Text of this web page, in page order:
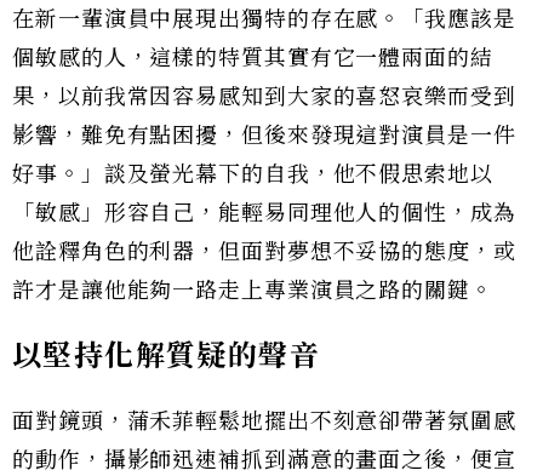
在新一輩演員中展現出獨特的存在感。「我應該是
個敏感的人，這樣的特質其實有它一體兩面的結
果，以前我常因容易感知到大家的喜怒哀樂而受到
影響，難免有點困擾，但後來發現這對演員是一件
好事。」談及螢光幕下的自我，他不假思索地以
「敏感」形容自己，能輕易同理他人的個性，成為
他詮釋角色的利器，但面對夢想不妥協的態度，或
許才是讓他能夠一路走上專業演員之路的關鍵。
以堅持化解質疑的聲音
面對鏡頭，蒲禾菲輕鬆地擺出不刻意卻帶著氛圍感
的動作，攝影師迅速補抓到滿意的畫面之後，便宣